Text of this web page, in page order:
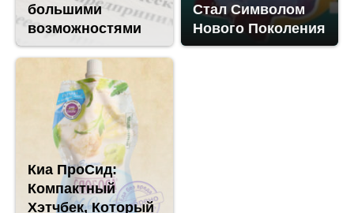
большими
возможностями
Стал Символом
Нового Поколения
Киа ПроСид:
Компактный
Хэтчбек, Который